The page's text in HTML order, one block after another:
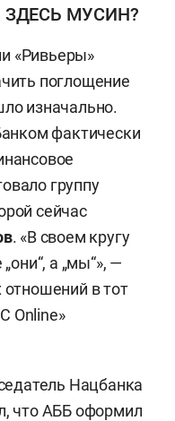
МУСИН?
«Ривьеры»
поглощение
изначально.
фактически
группу
сейчас
. «В своем кругу
а „мы“», —
отношений в тот
Online»
Нацбанка
, что АББ оформил